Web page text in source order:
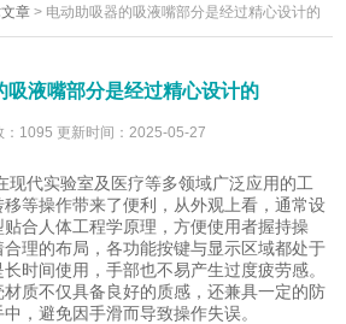
章 > 电动助吸器的吸液嘴部分是经过精心设计的
吸液嘴部分是经过精心设计的
：1095 更新时间：2025-05-27
代实验室及医疗等多领域广泛应用的工
等操作带来了便利，从外观上看，通常设
合人体工程学原理，方便使用者握持操
理的布局，各功能按键与显示区域都处于
时间使用，手部也不易产生过度疲劳感。
质不仅具备良好的质感，还兼具一定的防
，避免因手滑而导致操作失误。